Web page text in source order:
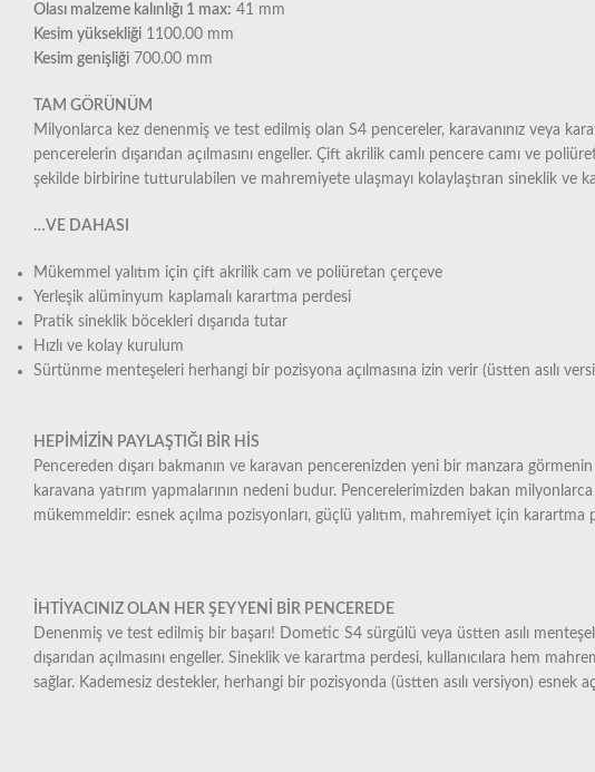
Olası malzeme kalınlığı 1 max: 41 mm
Kesim yüksekliği 1100.00 mm
Kesim genişliği 700.00 mm
TAM GÖRÜNÜM
Milyonlarca kez denenmiş ve test edilmiş olan S4 pencereler, karavanınız veya
pencerelerin dışarıdan açılmasını engeller. Çift akrilik camlı pencere camı ve
şekilde birbirine tutturulabilen ve mahremiyete ulaşmayı kolaylaştıran sineklik ve
…VE DAHASI
Mükemmel yalıtım için çift akrilik cam ve poliüretan çerçeve
Yerleşik alüminyum kaplamalı karartma perdesi
Pratik sineklik böcekleri dışarıda tutar
Hızlı ve kolay kurulum
Sürtünme menteşeleri herhangi bir pozisyona açılmasına izin verir (üstten asılı
HEPİMİZİN PAYLAŞTIĞI BİR HİS
Pencereden dışarı bakmanın ve karavan pencerenizden yeni bir manzara
karavana yatırım yapmalarının nedeni budur. Pencerelerimizden bakan
mükemmeldir: esnek açılma pozisyonları, güçlü yalıtım, mahremiyet için
İHTİYACINIZ OLAN HER ŞEY YENİ BİR PENCEREDE
Denenmiş ve test edilmiş bir başarı! Dometic S4 sürgülü veya üstten asılı
dışarıdan açılmasını engeller. Sineklik ve karartma perdesi, kullanıcılara hem
sağlar. Kademesiz destekler, herhangi bir pozisyonda (üstten asılı versiyon) esnek